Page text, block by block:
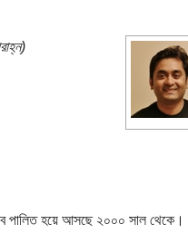
পালিত হয়ে আসছে ২০০০ সাল থেকে।